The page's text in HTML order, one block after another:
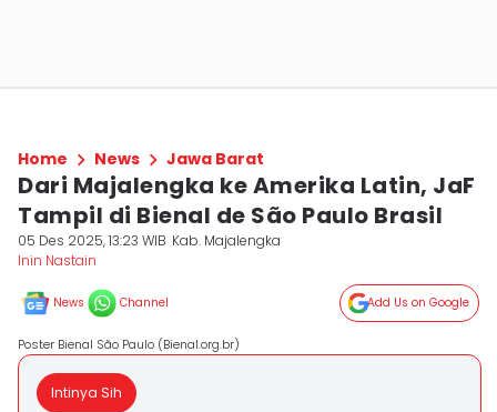
Home News Jawa Barat
Dari Majalengka ke Amerika Latin, JaF
Tampil di Bienal de São Paulo Brasil
05 Des 2025, 13:23 WIB Kab. Majalengka
Inin Nastain
News Channel Add Us on Google
Poster Bienal São Paulo (Bienal.org.br)
Intinya Sih